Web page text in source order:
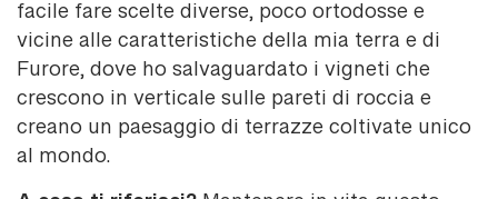
facile fare scelte diverse, poco ortodosse e
vicine alle caratteristiche della mia terra e di
Furore, dove ho salvaguardato i vigneti che
crescono in verticale sulle pareti di roccia e
creano un paesaggio di terrazze coltivate unico
al mondo.